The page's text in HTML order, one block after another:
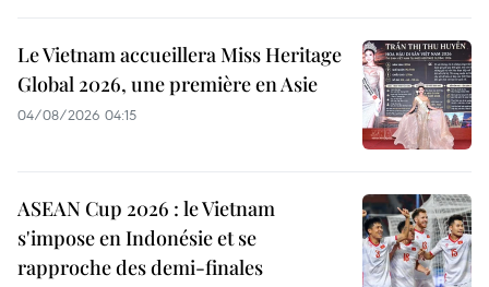
Le Vietnam accueillera Miss Heritage
Global 2026, une première en Asie
04/08/2026 04:15
ASEAN Cup 2026 : le Vietnam
s'impose en Indonésie et se
rapproche des demi-finales